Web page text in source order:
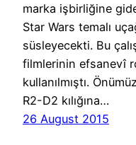
marka işbirliğine
Star Wars temalı
süsleyecekti. Bu
filmlerinin efsanevî
kullanılmıştı.
R2-D2 kılığına…
26 August 2015